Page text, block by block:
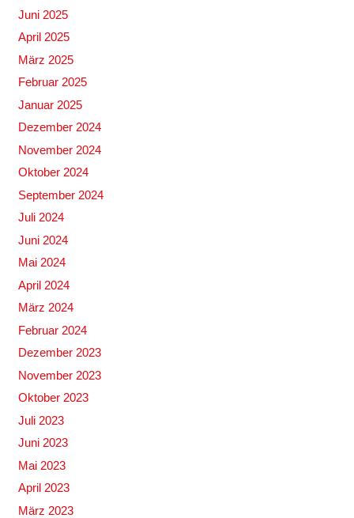
Juni 2025
April 2025
März 2025
Februar 2025
Januar 2025
Dezember 2024
November 2024
Oktober 2024
September 2024
Juli 2024
Juni 2024
Mai 2024
April 2024
März 2024
Februar 2024
Dezember 2023
November 2023
Oktober 2023
Juli 2023
Juni 2023
Mai 2023
April 2023
März 2023